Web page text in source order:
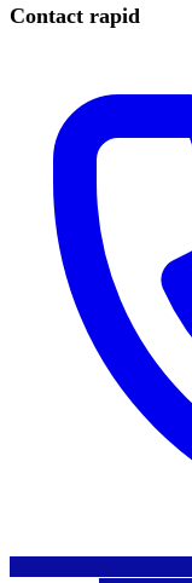
Contact rapid